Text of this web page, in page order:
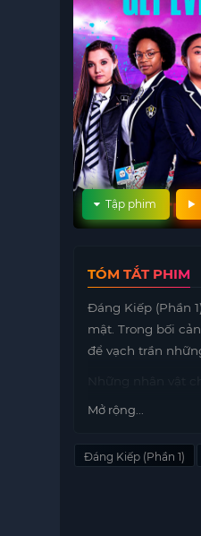
Tập phim
TÓM TẮT PHIM
Đáng Kiếp (Phần
mật. Trong bối
để vạch trần
quyết tâm. Họ
nhân của sự bất
Mở rộng...
Đáng Kiếp (Phần 1)